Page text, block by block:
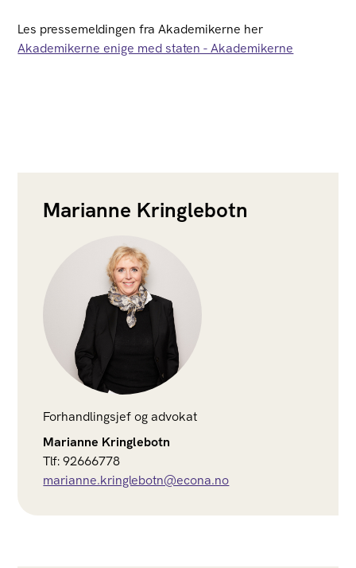
Les pressemeldingen fra Akademikerne her
Akademikerne enige med staten - Akademikerne
Marianne Kringlebotn
Forhandlingsjef og advokat
Marianne Kringlebotn
Tlf: 92666778
marianne.kringlebotn@econa.no